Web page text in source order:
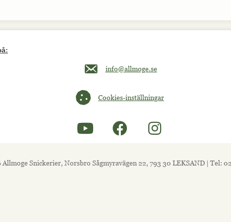
Maila oss på info@allmoge.se
info@allmoge.se
Cookies-inställningar
Cookies-inställningar
Snickerier, Norsbro Sågmyravägen 22, 793 30 LEKSAND | Tel: